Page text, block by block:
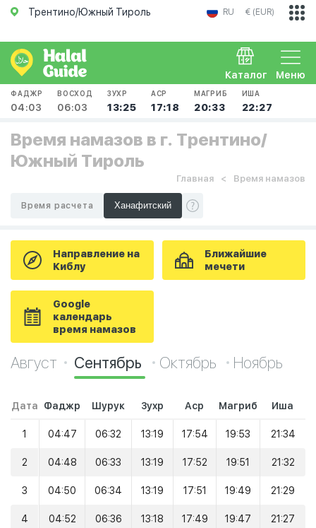
Трентино/Южный Тироль RU € (EUR)
Меню
Каталог
ФАДЖР
04:03
ВОСХОД
06:03
ЗУХР
13:25
АСР
17:18
МАГРИБ
20:33
ИША
22:27
Время намазов в г. Трентино/
Южный Тироль
Главная Время намазов
Время расчета
Направление на
Киблу
Ближайшие
мечети
Google
календарь
время намазов
Август Сентябрь Октябрь Ноябрь
Дата Фаджр Шурук Зухр Аср Магриб Иша
1 04:47 06:32 13:19 17:54 19:53 21:34
2 04:48 06:33 13:19 17:52 19:51 21:32
3 04:50 06:34 13:19 17:51 19:49 21:29
4 04:52 06:36 13:18 17:49 19:47 21:27